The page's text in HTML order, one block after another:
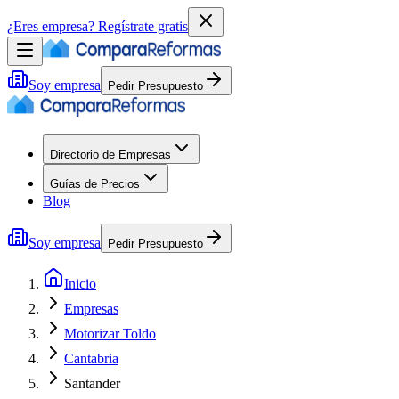
¿Eres empresa? Regístrate gratis
Soy empresa Pedir Presupuesto
Directorio de Empresas
Guías de Precios
Blog
Soy empresa Pedir Presupuesto
Inicio
Empresas
Motorizar Toldo
Cantabria
Santander